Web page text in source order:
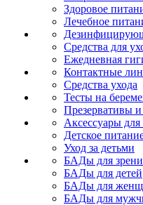
Здоровое
Лечебное
Средства для
Ежедневная
Контактные
Средства ухода
Тесты на
Презервативы и
Аксессуары
Детское
Уход за детьми
БАДы для
БАДы для детей
БАДы для
БАДы для